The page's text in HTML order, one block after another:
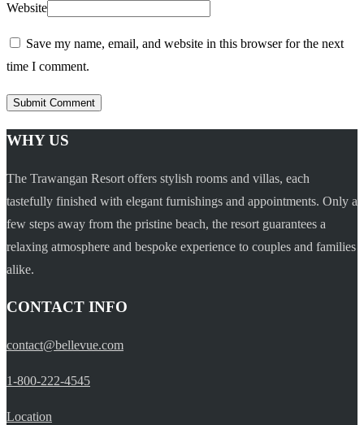
Website
Save my name, email, and website in this browser for the next
time I comment.
WHY US
The Trawangan Resort offers stylish rooms and villas, each
tastefully finished with elegant furnishings and appointments. Only a
few steps away from the pristine beach, the resort guarantees a
relaxing atmosphere and bespoke experience to couples and families
alike.
CONTACT INFO
contact@bellevue.com
1-800-222-4545
Location